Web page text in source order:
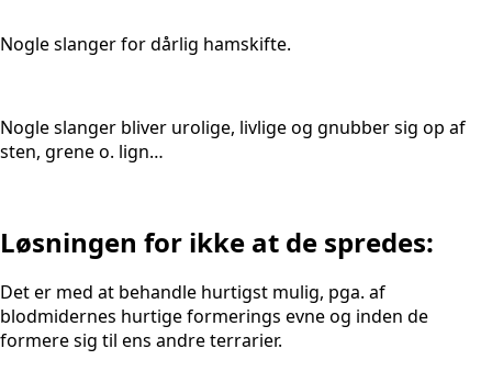
Nogle slanger for dårlig hamskifte.
Nogle slanger bliver urolige, livlige og gnubber sig op af
sten, grene o. lign…
Løsningen for ikke at de spredes:​
Det er med at behandle hurtigst mulig, pga. af
blodmidernes hurtige formerings evne og inden de
formere sig til ens andre terrarier.